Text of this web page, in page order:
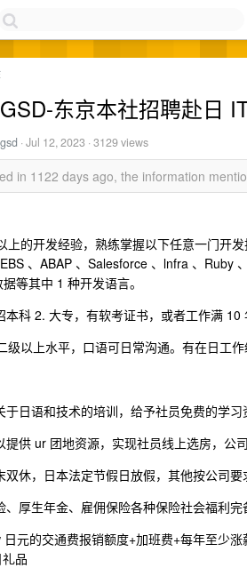
东京本社招聘赴日
·Jul 12, 2023 · 3129 views
in 1122 days ago, the information
上的开发经验，熟练掌握以下任意一门开
、ABAP 、Salesforce 、lnfra 、Ruby
等其中 1 种开发语言。
科 2. 大专，有软考证书，或者工作满 10
级以上水平，口语可日常沟通。有在日工
于日语和技术的培训，给予社员免费的学习
提供 ur 团地资源，实现社员线上选房，公
双休，日本法定节假日放假，其他按公司要
、厚生年金、雇佣保险各种保险社会福利完
元的交通费报销额度+加班费+每年至少
品